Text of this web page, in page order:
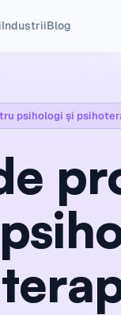
IndustriiBlog
psihologi și